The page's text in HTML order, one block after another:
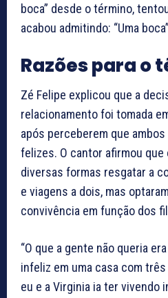
boca” desde o término,
acabou admitindo: “Uma
Razões para o
Zé Felipe explicou que a
relacionamento foi tomada
após perceberem que
felizes. O cantor afirmou
diversas formas resgatar a
e viagens a dois, mas
convivência em função dos
“O que a gente não queria
infeliz em uma casa com
eu e a Virginia ia ter vivendo